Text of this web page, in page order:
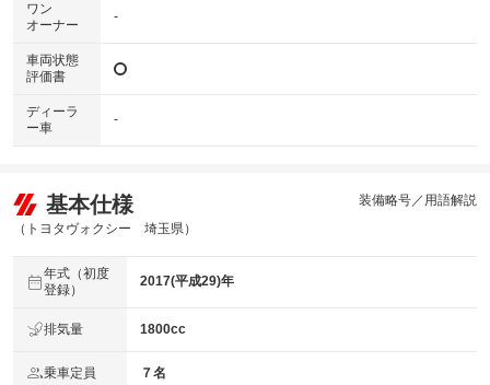
ワン
オーナー
-
車両状態
評価書
ディーラ
ー車
-
基本仕様
（トヨタヴォクシー 埼玉県）
装備略号／用語解説
年式（初度
登録）
2017(平成29)年
排気量 1800cc
乗車定員 ７名